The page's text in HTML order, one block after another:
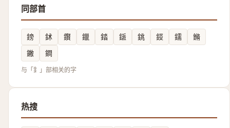
同部首
鎊 鉥 鑦 鑞 錔 鎃 銚 鋄 鑐
鏅
䥕
鐧
与「釒」部相关的字
热搜